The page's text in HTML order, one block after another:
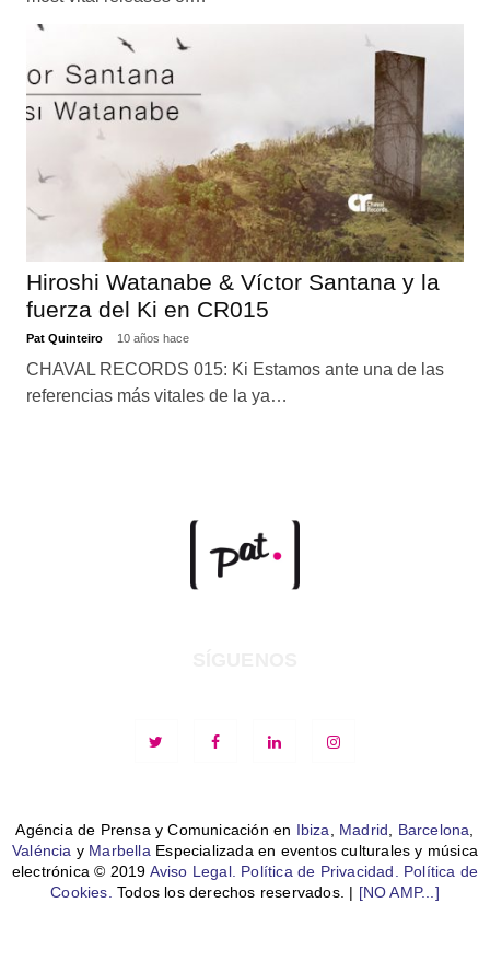
Hiroshi Watanabe & Víctor Santana y la
fuerza del Ki en CR015
Pat Quinteiro 10 años hace
CHAVAL RECORDS 015: Ki Estamos ante una de las
referencias más vitales de la ya…
Agéncia de Prensa y Comunicación en Ibiza Madrid Barcelona
Valéncia y Marbella Especializada en eventos culturales y música
electrónica © 2019 Aviso Legal. Política de Privacidad.
Política de
Cookies. Todos los derechos reservados. | [NO AMP...]